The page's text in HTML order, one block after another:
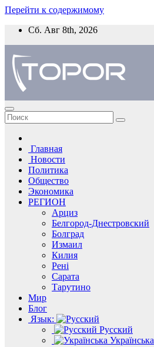
Перейти к содержимому
Сб. Авг 8th, 2026
Главная
Новости
Политика
Общество
Экономика
РЕГИОН
Арциз
Белгород-Днестровский
Болград
Измаил
Килия
Рені
Сарата
Тарутино
Мир
Блог
Язык:
Русский
Українська